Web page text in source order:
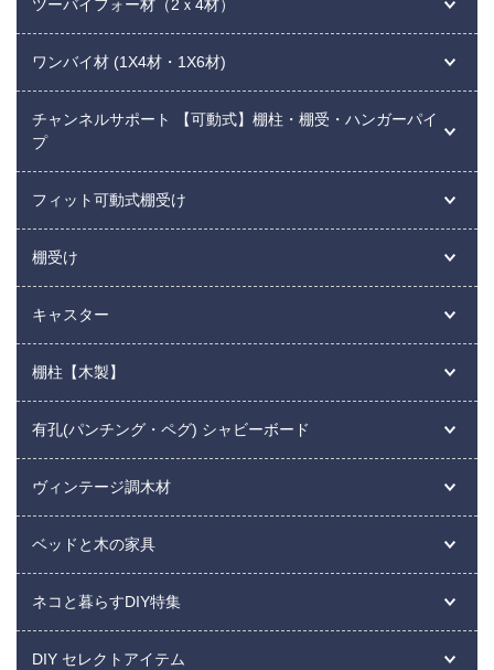
ツーバイフォー材（2ｘ4材）
ワンバイ材 (1X4材・1X6材)
チャンネルサポート 【可動式】棚柱・棚受・ハンガーパイ
プ
フィット可動式棚受け
棚受け
キャスター
棚柱【木製】
有孔(パンチング・ペグ) シャビーボード
ヴィンテージ調木材
ベッドと木の家具
ネコと暮らすDIY特集
DIY セレクトアイテム